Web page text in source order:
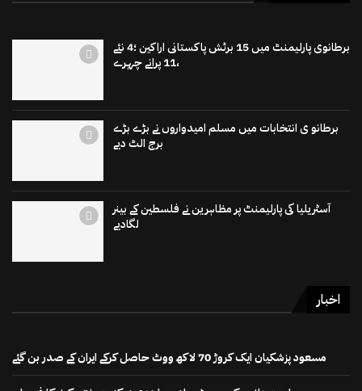
برطانوی پارلیمنٹ میں 15 برٹش پاکستانی اراکین ؛4 نئے
،11 پرانے چہرے
برطانو ی انتخابات میں مسلم امیدواروں نے بڑے بڑے
برج الٹ دیے
آسٹریلیا کی پارلیمنٹ پر مظاہرین نے فلسطین کے بینر
لگادیے
اخبار
مسعود پزشکیان ایک کروڑ 70 لاکھ ووٹ حاصل کرکے ایران کے صدر بن گئے